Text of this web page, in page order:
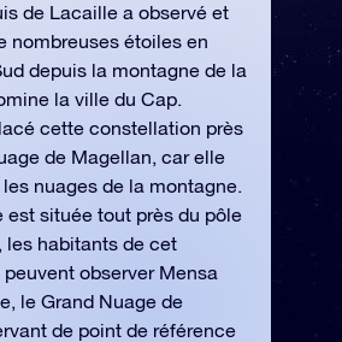
de Lacaille a observé et
nombreuses étoiles en
depuis la montagne de la
la ville du Cap.
cette constellation près
de Magellan, car elle
nuages de la montagne.
est située tout près du pôle
les habitants de cet
observer Mensa
le Grand Nuage de
de point de référence